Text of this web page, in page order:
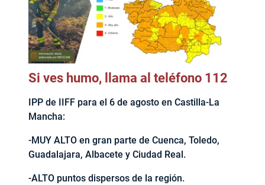
Si ves humo, llama al teléfono 112
IPP de IIFF para el 6 de agosto en Castilla-La
Mancha:
-MUY ALTO en gran parte de Cuenca, Toledo,
Guadalajara, Albacete y Ciudad Real.
-ALTO puntos dispersos de la región.